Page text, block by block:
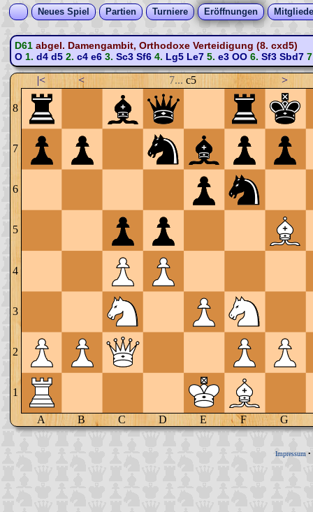
Neues Spiel Partien Turniere Eröffnungen
D61 abgel. Damengambit, Orthodoxe Verteidigung (8. cxd5)
O1. d4 d52. c4 e63. Sc3 Sf64. Lg5 Le75. e3 OO6. Sf3 Sbd7
|< < 7... c5 >
8
7
6
5
4
3
2
1
A B C D E F G
Impressum •